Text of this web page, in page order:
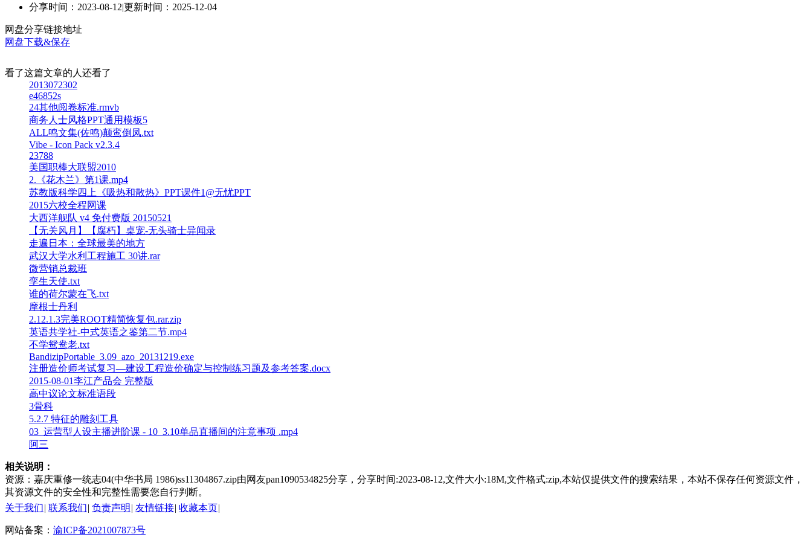
分享时间：2023-08-12|更新时间：2025-12-04
网盘分享链接地址
网盘下载&保存
看了这篇文章的人还看了
2013072302
e46852s
24其他阅卷标准.rmvb
商务人士风格PPT通用模板5
ALL鸣文集(佐鸣)颠鸾倒凤.txt
Vibe - Icon Pack v2.3.4
23788
美国职棒大联盟2010
2.《花木兰》第1课.mp4
苏教版科学四上《吸热和散热》PPT课件1@无忧PPT
2015六校全程网课
大西洋舰队 v4 免付费版 20150521
【无关风月】【腐朽】桌宠-无头骑士异闻录
走遍日本：全球最美的地方
武汉大学水利工程施工 30讲.rar
微营销总裁班
孪生天使.txt
谁的荷尔蒙在飞.txt
摩根士丹利
2.12.1.3完美ROOT精简恢复包.rar.zip
英语共学社-中式英语之鉴第二节.mp4
不学鸳鸯老.txt
BandizipPortable_3.09_azo_20131219.exe
注册造价师考试复习—建设工程造价确定与控制练习题及参考答案.docx
2015-08-01李江产品会 完整版
高中议论文标准语段
3骨科
5.2.7 特征的雕刻工具
03_运营型人设主播进阶课 - 10_3.10单品直播间的注意事项 .mp4
阿三
相关说明：
资源：嘉庆重修一统志04(中华书局 1986)ss11304867.zip由网友pan1090534825分享，分享时间:2023-08-12,文件大小:18M,文件格式:zip,本站仅提供文件的搜索结果，本站不保存任何资源文件，
其资源文件的安全性和完整性需要您自行判断。
关于我们| 联系我们| 负责声明 | 友情链接| 收藏本页|
网站备案： 渝ICP备2021007873号